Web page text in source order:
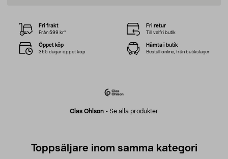
Clas Ohlson - Se alla produkter
Fri frakt
Från 599 kr*
Fri retur
Till valfri butik
Öppet köp
365 dagar öppet köp
Hämta i butik
Beställ online, från butikslager
Toppsäljare inom samma kategori